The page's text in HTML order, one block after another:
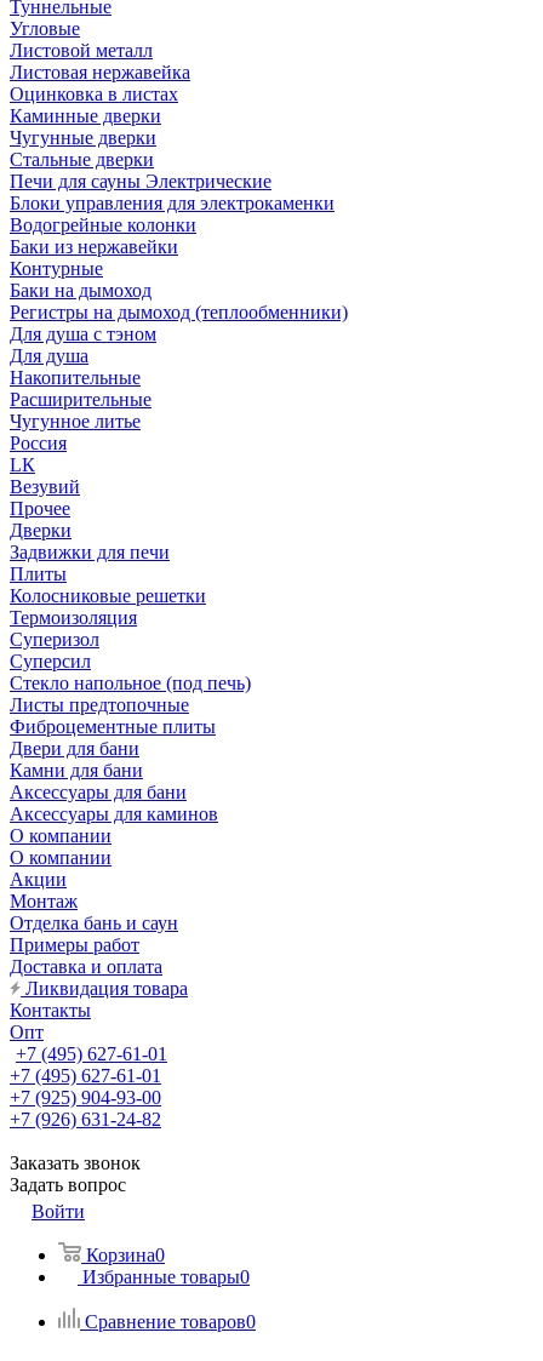
Туннельные
Угловые
Листовой металл
Листовая нержавейка
Оцинковка в листах
Каминные дверки
Чугунные дверки
Стальные дверки
Печи для сауны Электрические
Блоки управления для электрокаменки
Водогрейные колонки
Баки из нержавейки
Контурные
Баки на дымоход
Регистры на дымоход (теплообменники)
Для душа с тэном
Для душа
Накопительные
Расширительные
Чугунное литье
Россия
LК
Везувий
Прочее
Дверки
Задвижки для печи
Плиты
Колосниковые решетки
Термоизоляция
Суперизол
Суперсил
Стекло напольное (под печь)
Листы предтопочные
Фиброцементные плиты
Двери для бани
Камни для бани
Аксессуары для бани
Аксессуары для каминов
О компании
О компании
Акции
Монтаж
Отделка бань и саун
Примеры работ
Доставка и оплата
Ликвидация товара
Контакты
Опт
+7 (495) 627-61-01
+7 (495) 627-61-01
+7 (925) 904-93-00
+7 (926) 631-24-82
Заказать звонок
Задать вопрос
Войти
Корзина0
Избранные товары0
Сравнение товаров0